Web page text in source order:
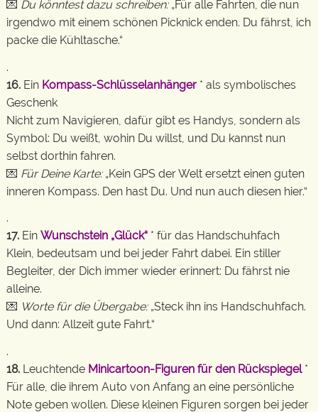
💌 Du könntest dazu schreiben:„Für alle Fahrten, die nun
irgendwo mit einem schönen Picknick enden. Du fährst, ich
packe die Kühltasche.“
.
16. Ein Kompass-Schlüsselanhänger * als symbolisches
Geschenk
Nicht zum Navigieren, dafür gibt es Handys, sondern als
Symbol: Du weißt, wohin Du willst, und Du kannst nun
selbst dorthin fahren.
💌 Für Deine Karte:„Kein GPS der Welt ersetzt einen guten
inneren Kompass. Den hast Du. Und nun auch diesen hier.“
.
17. Ein Wunschstein „Glück“ * für das Handschuhfach
Klein, bedeutsam und bei jeder Fahrt dabei. Ein stiller
Begleiter, der Dich immer wieder erinnert: Du fährst nie
alleine.
💌 Worte für die Übergabe:„Steck ihn ins Handschuhfach.
Und dann: Allzeit gute Fahrt.“
.
18. Leuchtende Minicartoon-Figuren für den Rückspiegel*
Für alle, die ihrem Auto von Anfang an eine persönliche
Note geben wollen. Diese kleinen Figuren sorgen bei jeder